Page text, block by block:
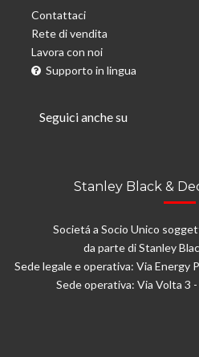
Contattaci
Rete di vendita
Lavora con noi
Supporto in lingua
Seguici anche su
Stanley Black &
Societá a Socio Unico
da parte di Stanley
Sede legale e operativa: Via Energy
Sede operativa: Via Volta 3